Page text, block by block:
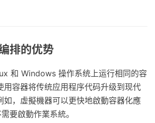
排的优势
和 Windows 操作系统上运行相同的容
用容器将传统应用程序代码升级到现代
如，虛擬機器可以更快地啟動容器化應
要啟動作業系統。